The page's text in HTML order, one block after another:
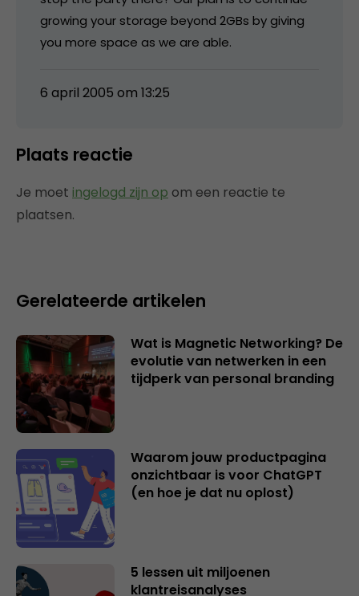
growing your storage beyond 2GBs by giving
you more space as we are able.
6 april 2005 om 13:25
Plaats reactie
Je moet ingelogd zijn op om een reactie te
plaatsen.
Gerelateerde artikelen
Wat is Magnetic Networking? De
evolutie van netwerken in een
tijdperk van personal branding
Waarom jouw productpagina
onzichtbaar is voor ChatGPT
(en hoe je dat nu oplost)
5 lessen uit miljoenen
klantreisanalyses